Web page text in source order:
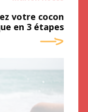
votre cocon
en 3 étapes